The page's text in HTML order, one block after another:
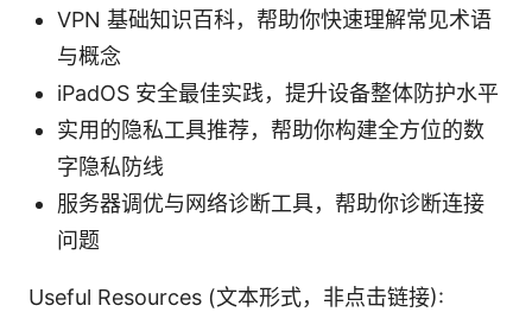
VPN 基础知识百科，帮助你快速理解常见术语
与概念
iPadOS 安全最佳实践，提升设备整体防护水平
实用的隐私工具推荐，帮助你构建全方位的数
字隐私防线
服务器调优与网络诊断工具，帮助你诊断连接
问题
Useful Resources (文本形式，非点击链接):